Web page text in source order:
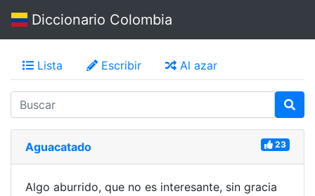
Diccionario Colombia
Lista Escribir Al azar
Aguacatado 23
Algo aburrido, que no es interesante, sin gracia